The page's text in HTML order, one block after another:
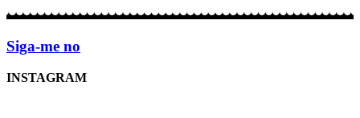
Siga-me no
INSTAGRAM